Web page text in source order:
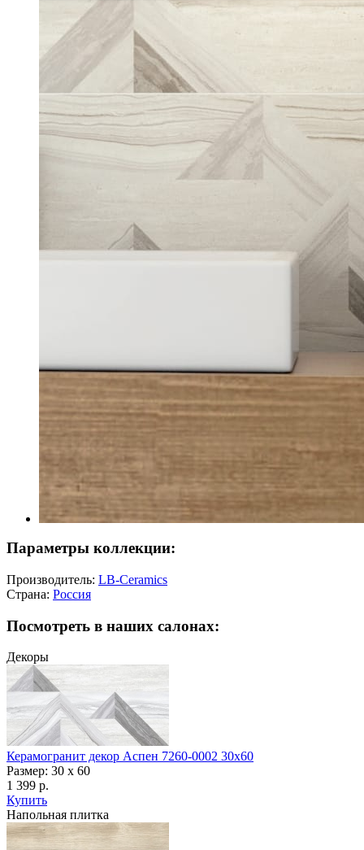
Параметры коллекции:
Производитель: LB-Ceramics
Страна: Россия
Посмотреть в наших салонах:
Декоры
Керамогранит декор Аспен 7260-0002 30x60
Размер: 30 x 60
1 399 р.
Купить
Напольная плитка